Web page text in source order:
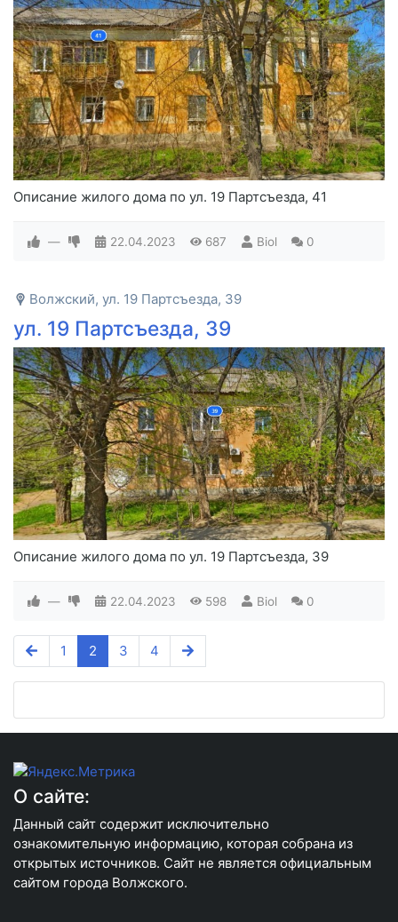
Описание жилого дома по ул. 19 Партсъезда, 41
— 22.04.2023 687 Biol 0
Волжский, ул. 19 Партсъезда, 39
ул. 19 Партсъезда, 39
Описание жилого дома по ул. 19 Партсъезда, 39
— 22.04.2023 598 Biol 0
1 2 3 4
О сайте:
Данный сайт содержит исключительно
ознакомительную информацию, которая собрана из
открытых источников. Сайт не является официальным
сайтом города Волжского.